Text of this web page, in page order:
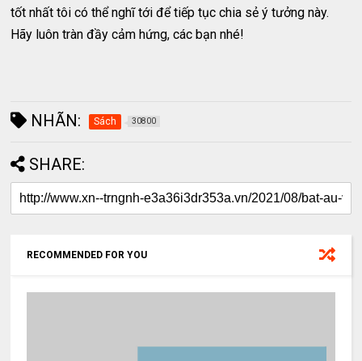
tốt nhất tôi có thể nghĩ tới để tiếp tục chia sẻ ý tưởng này.
Hãy luôn tràn đầy cảm hứng, các bạn nhé!
NHÃN: Sách 30800
SHARE:
RECOMMENDED FOR YOU